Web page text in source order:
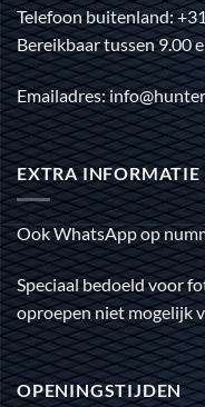
Telefoon buitenland:
Bereikbaar tussen 9.00
Emailadres:
EXTRA INFORMATIE
Ook WhatsApp op
Speciaal bedoeld voor
oproepen niet mogelijk
OPENINGSTIJDEN